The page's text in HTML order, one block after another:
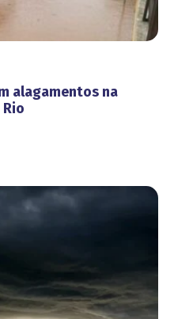
alagamentos na